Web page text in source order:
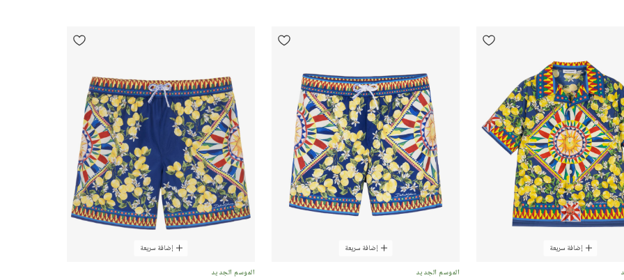
إضافة سريعة إضافة سريعة
الموسم الجديد
إضافة سريعة
الموسم الجديد